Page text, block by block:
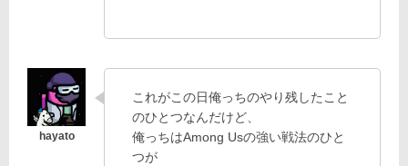
これがこの日俺っちのやり残したこと
のひとつなんだけど、
俺っちはAmong Usの強い戦法のひと
つが